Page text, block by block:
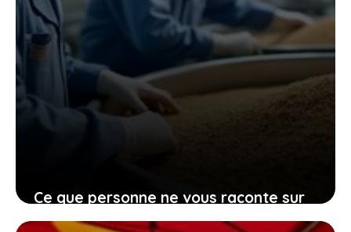
Ce que personne ne vous raconte sur
la fabrication du malt d’orge halal et